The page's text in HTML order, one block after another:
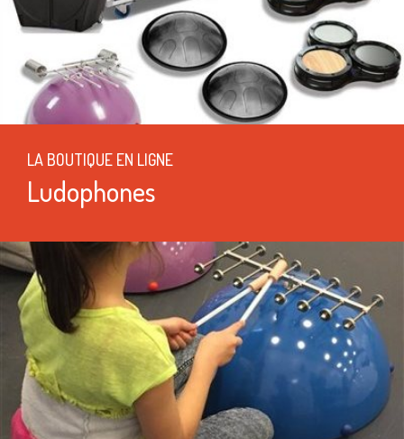
LA BOUTIQUE EN LIGNE
Ludophones